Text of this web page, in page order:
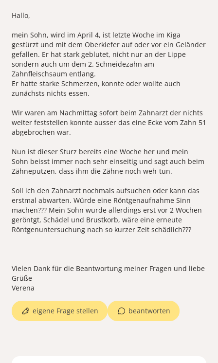
Hallo,
mein Sohn, wird im April 4, ist letzte Woche im Kiga
gestürzt und mit dem Oberkiefer auf oder vor ein Geländer
gefallen. Er hat stark geblutet, nicht nur an der Lippe
sondern auch um dem 2. Schneidezahn am
Zahnfleischsaum entlang.
Er hatte starke Schmerzen, konnte oder wollte auch
zunächsts nichts essen.
Wir waren am Nachmittag sofort beim Zahnarzt der nichts
weiter feststellen konnte ausser das eine Ecke vom Zahn 51
abgebrochen war.
Nun ist dieser Sturz bereits eine Woche her und mein
Sohn beisst immer noch sehr einseitig und sagt auch beim
Zähneputzen, dass ihm die Zähne noch weh-tun.
Soll ich den Zahnarzt nochmals aufsuchen oder kann das
erstmal abwarten. Würde eine Röntgenaufnahme Sinn
machen??? Mein Sohn wurde allerdings erst vor 2 Wochen
geröntgt, Schädel und Brustkorb, wäre eine erneute
Röntgenuntersuchung nach so kurzer Zeit schädlich???
Vielen Dank für die Beantwortung meiner Fragen und liebe
Grüße
Verena
beantworten
eigene Frage stellen